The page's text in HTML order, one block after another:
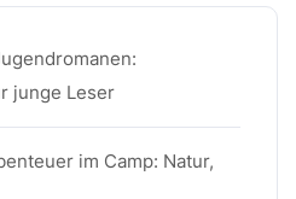
junge Leser
im Camp: Natur,